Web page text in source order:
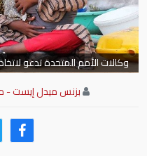
وكالات الأمم المتحدة تدعو
بزنس ميدل إيست -